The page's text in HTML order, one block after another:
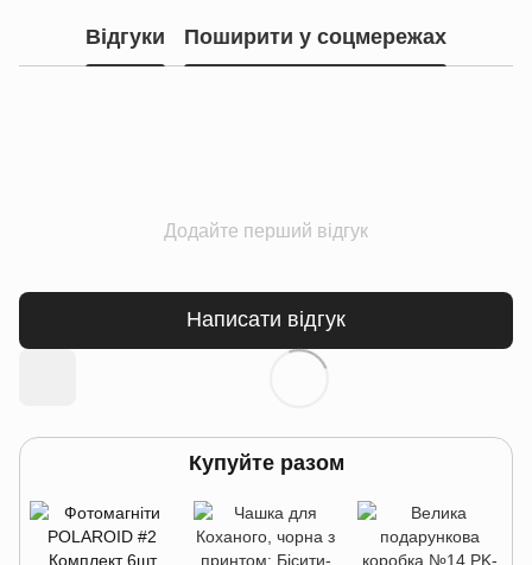
Відгуки Поширити у соцмережах
Додайте перший відгук
Написати відгук
Купуйте разом